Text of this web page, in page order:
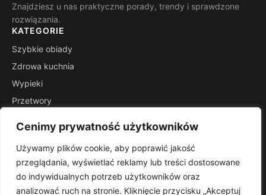
Cenimy prywatność użytkowników
Używamy plików cookie, aby poprawić jakość
przeglądania, wyświetlać reklamy lub treści dostosowane
do indywidualnych potrzeb użytkowników oraz
analizować ruch na stronie. Kliknięcie przycisku „Akceptuj
Znajdziesz u nas praktyczne porady, trendy i sprawdzone
rozwiązania.
KATEGORIE
Szybkie obiady
Zdrowa kuchnia
Wypieki
Przetwory
Porady mistrza
INFORMACJE
Kontakt
Mapa witryny